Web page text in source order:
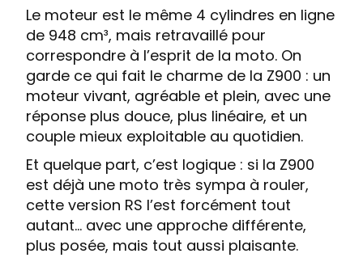
Le moteur est le même 4 cylindres en ligne
de 948 cm³, mais retravaillé pour
correspondre à l’esprit de la moto. On
garde ce qui fait le charme de la Z900 : un
moteur vivant, agréable et plein, avec une
réponse plus douce, plus linéaire, et un
couple mieux exploitable au quotidien.
Et quelque part, c’est logique : si la Z900
est déjà une moto très sympa à rouler,
cette version RS l’est forcément tout
autant… avec une approche différente,
plus posée, mais tout aussi plaisante.